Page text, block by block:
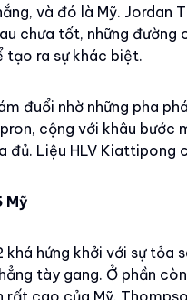
và đó là Mỹ.
chưa tốt, những
tạo ra sự khác biệt.
đuổi nhờ những pha
cộng với khâu
đủ. Liệu HLV
Mỹ
khá hứng khởi với sự
tày gang. Ở phần
rất cao của Mỹ.